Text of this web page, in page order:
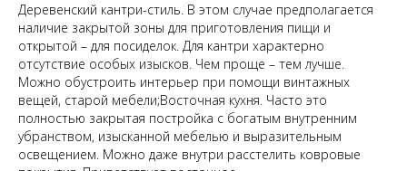
Деревенский кантри-стиль. В этом случае предполагается
наличие закрытой зоны для приготовления пищи и
открытой – для посиделок. Для кантри характерно
отсутствие особых изысков. Чем проще – тем лучше.
Можно обустроить интерьер при помощи винтажных
вещей, старой мебели;Восточная кухня. Часто это
полностью закрытая постройка с богатым внутренним
убранством, изысканной мебелью и выразительным
освещением. Можно даже внутри расстелить ковровые